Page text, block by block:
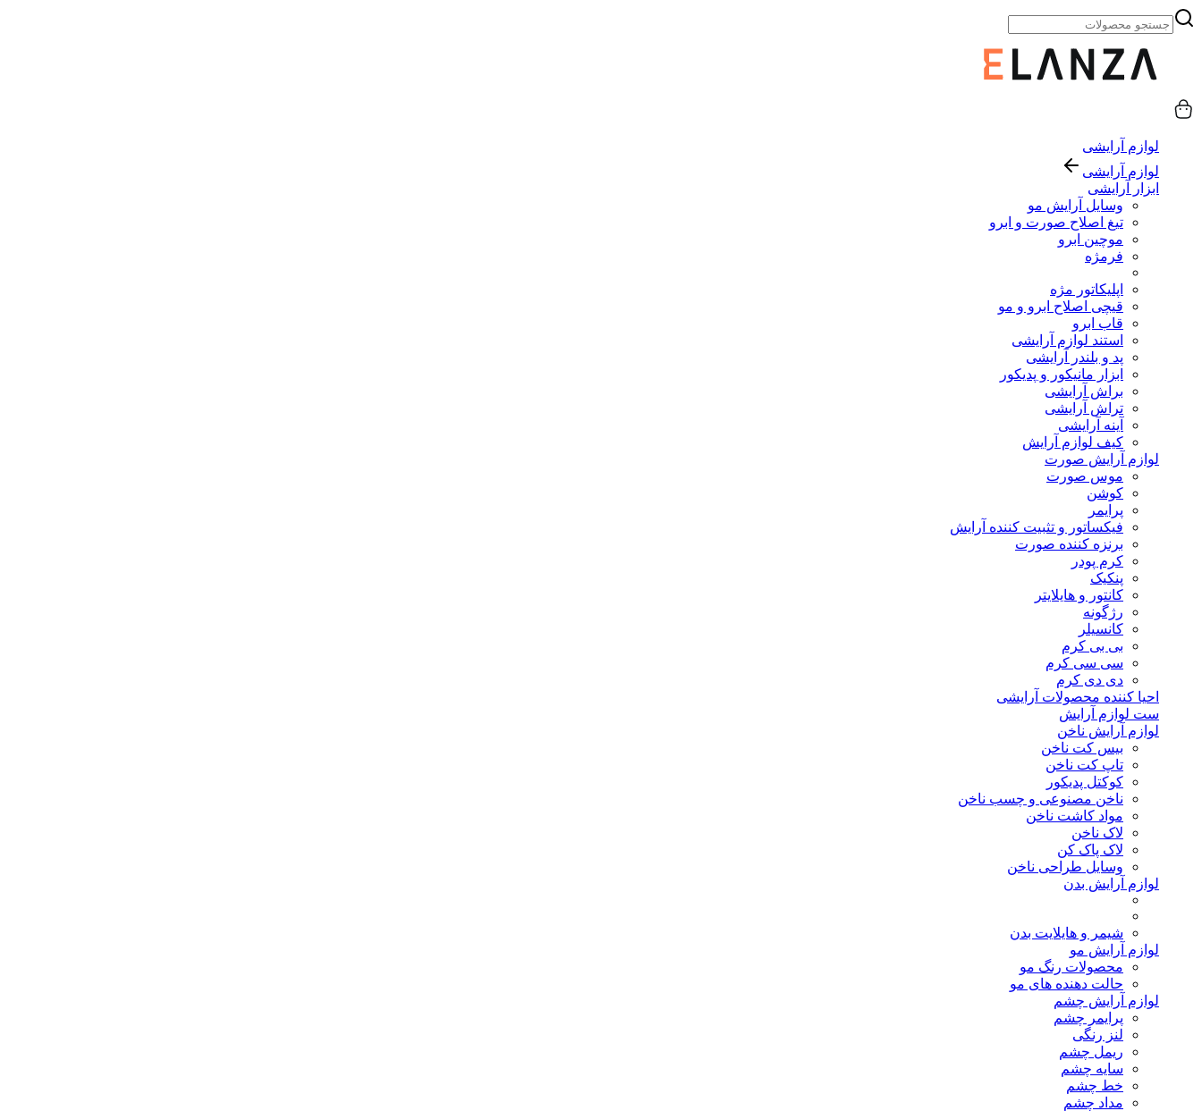
لوازم آرایشی
لوازم آرایشی
ابزار آرایشی
وسایل آرایش مو
تیغ اصلاح صورت و ابرو
موچین ابرو
فرمژه
اپلیکاتور مژه
قیچی اصلاح ابرو و مو
قاب ابرو
استند لوازم آرایشی
پد و بلندر آرایشی
ابزار مانیکور و پدیکور
براش آرایشی
تراش آرایشی
آینه آرایشی
کیف لوازم آرایش
لوازم آرایش صورت
موس صورت
کوشن
پرایمر
فیکساتور و تثبیت کننده آرایش
برنزه کننده صورت
کرم پودر
پنکیک
کانتور و هایلایتر
رژگونه
کانسیلر
بی بی کرم
سی سی کرم
دی دی کرم
احیا کننده محصولات آرایشی
ست لوازم آرایش
لوازم آرایش ناخن
بیس کت ناخن
تاپ کت ناخن
کوکتل پدیکور
ناخن مصنوعی و چسب ناخن
مواد کاشت ناخن
لاک ناخن
لاک پاک کن
وسایل طراحی ناخن
لوازم آرایش بدن
شیمر و هایلایت بدن
لوازم آرایش مو
محصولات رنگ مو
حالت دهنده های مو
لوازم آرایش چشم
پرایمر چشم
لنز رنگی
ریمل چشم
سایه چشم
خط چشم
مداد چشم